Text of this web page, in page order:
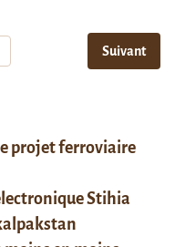
Suivant
projet ferroviaire
Stihia